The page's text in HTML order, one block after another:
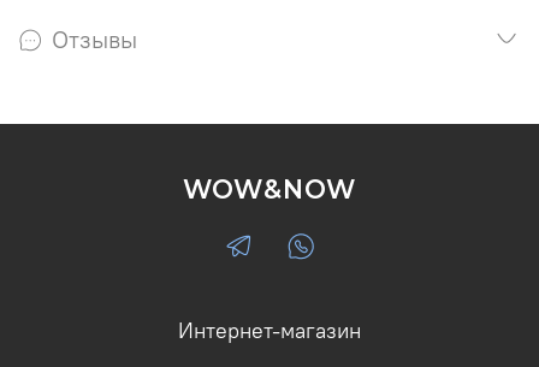
Отзывы
Интернет-магазин
WOW&NOW